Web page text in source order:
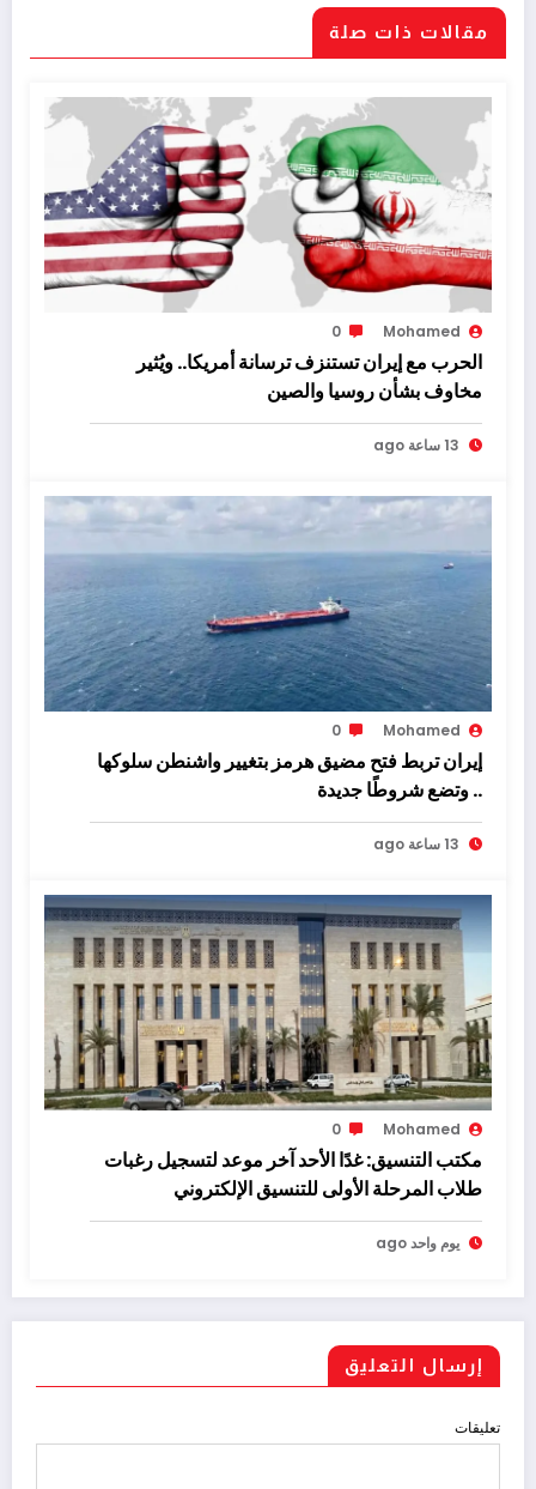
مقالات ذات صلة
Mohamed
0
الحرب مع إيران تستنزف ترسانة أمريكا.. ويُثير
مخاوف بشأن روسيا والصين
13 ساعة ago
Mohamed
0
إيران تربط فتح مضيق هرمز بتغيير واشنطن سلوكها
.. وتضع شروطًا جديدة
13 ساعة ago
Mohamed
0
مكتب التنسيق: غدًا الأحد آخر موعد لتسجيل رغبات
طلاب المرحلة الأولى للتنسيق الإلكتروني
يوم واحد ago
إرسال التعليق
تعليقات